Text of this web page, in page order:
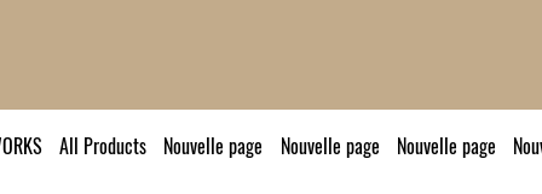
All Products Nouvelle page Nouvelle page Nouvelle page